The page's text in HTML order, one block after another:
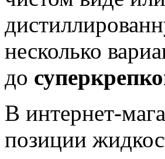
несколько
до
В интернет-
позиции